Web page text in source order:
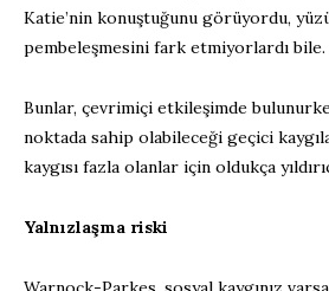
Katie’nin konuştuğunu görüyordu,
pembeleşmesini fark etmiyorlardı bile.
Bunlar, çevrimiçi etkileşimde
noktada sahip olabileceği geçici
kaygısı fazla olanlar için oldukça
Yalnızlaşma riski